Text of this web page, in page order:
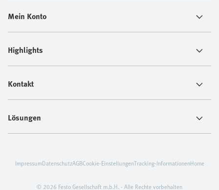
Mein Konto
Highlights
Kontakt
Lösungen
© 2026 Festo Gesellschaft m.b.H. - Alle Rechte vorbehalten
ImpressumDatenschutzAGBCookie-EinstellungenTracking-InformationenHome